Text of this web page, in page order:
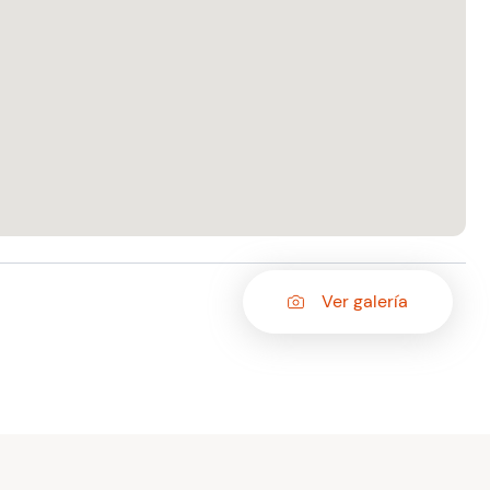
Ver galería